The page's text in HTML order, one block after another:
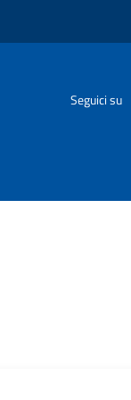
Seguici su